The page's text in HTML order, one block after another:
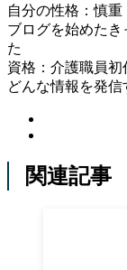
自分の性格：慎重
ブログを始めた
た
資格：介護職員初
どんな情報を発
関連記事